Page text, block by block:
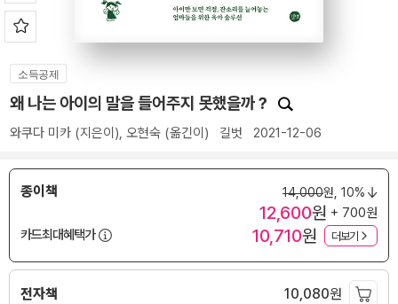
소득공제
왜 나는 아이의 말을 들어주지 못했을까？
와쿠다 미카 (지은이), 오현숙 (옮긴이) 길벗 2021-12-06
종이책 14,000원, 10%
12,600원 + 700원
카드최대혜택가
10,710원 더보기
전자책 10,080원